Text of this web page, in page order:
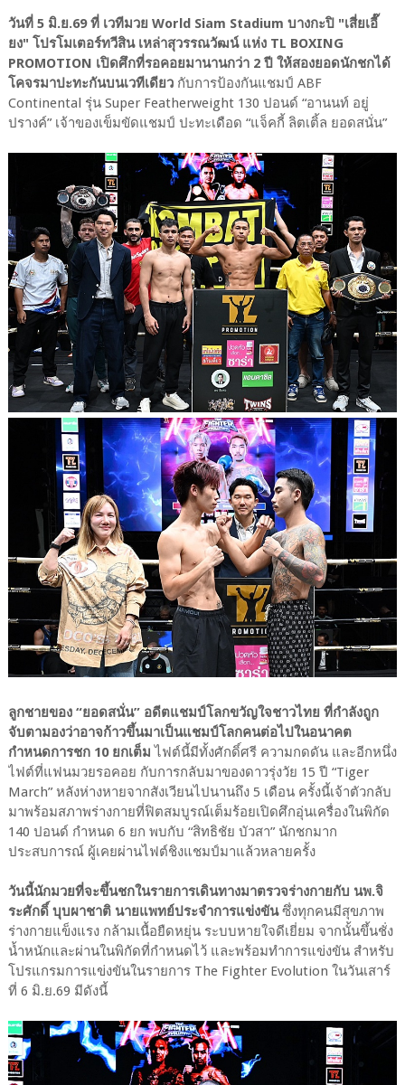
วันที่ 5 มิ.ย.69 ที่ เวทีมวย World Siam Stadium บางกะปิ "เสี่ยเอี๊
ยง" โปรโมเตอร์ทวีสิน เหล่าสุวรรณวัฒน์ แห่ง TL BOXING
PROMOTION เปิดศึกที่รอคอยมานานกว่า 2 ปี ให้สองยอดนักชกได้
โคจรมาปะทะกันบนเวทีเดียวกับการป้องกันแชมป์ ABF
Continental รุ่น Super Featherweight 130 ปอนด์ “อานนท์ อยู่
ปรางค์” เจ้าของเข็มขัดแชมป์ ปะทะเดือด “แจ็คกี้ ลิตเติ้ล ยอดสนั่น”
ลูกชายของ “ยอดสนั่น” อดีตแชมป์โลกขวัญใจชาวไทย ที่กำลังถูก
จับตามองว่าอาจก้าวขึ้นมาเป็นแชมป์โลกคนต่อไปในอนาคต
กำหนดการชก 10 ยกเต็ม ไฟต์นี้มีทั้งศักดิ์ศรี ความกดดัน และอีกหนึ่ง
ไฟต์ที่แฟนมวยรอคอย กับการกลับมาของดาวรุ่งวัย 15 ปี “Tiger
March” หลังห่างหายจากสังเวียนไปนานถึง 5 เดือน ครั้งนี้เจ้าตัวกลับ
มาพร้อมสภาพร่างกายที่ฟิตสมบูรณ์เต็มร้อยเปิดศึกอุ่นเครื่องในพิกัด
140 ปอนด์ กำหนด 6 ยก พบกับ “สิทธิชัย บัวสา” นักชกมาก
ประสบการณ์ ผู้เคยผ่านไฟต์ชิงแชมป์มาแล้วหลายครั้ง
วันนี้นักมวยที่จะขึ้นชกในรายการเดินทางมาตรวจร่างกายกับ นพ.จิ
ระศักดิ์ บุบผาชาติ นายแพทย์ประจำการแข่งขันซึ่งทุกคนมีสุขภาพ
ร่างกายแข็งแรง กล้ามเนื้อยืดหยุ่น ระบบหายใจดีเยี่ยม จากนั้นขึ้นชั่ง
น้ำหนักและผ่านในพิกัดที่กำหนดไว้ และพร้อมทำการแข่งขัน สำหรับ
โปรแกรมการแข่งขันในรายการ The Fighter Evolution ในวันเสาร์
ที่ 6 มิ.ย.69 มีดังนี้